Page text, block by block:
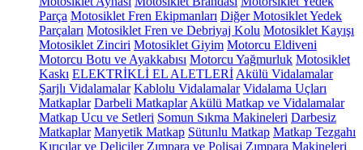
Parça Motosiklet Fren Ekipmanları Diğer Motosiklet Yedek
Parçaları Motosiklet Fren ve Debriyaj Kolu Motosiklet Kayışı
Motosiklet Zinciri Motosiklet Giyim Motorcu Eldiveni
Motorcu Botu ve Ayakkabısı Motorcu Yağmurluk Motosiklet
Kaskı ELEKTRİKLİ EL ALETLERİ Akülü Vidalamalar
Şarjlı Vidalamalar Kablolu Vidalamalar Vidalama Uçları
Matkaplar Darbeli Matkaplar Akülü Matkap ve Vidalamalar
Matkap Ucu ve Setleri Somun Sıkma Makineleri Darbesiz
Matkaplar Manyetik Matkap Sütunlu Matkap Matkap Tezgahı
Kırıcılar ve Deliciler Zımpara ve Polisaj Zımpara Makineleri